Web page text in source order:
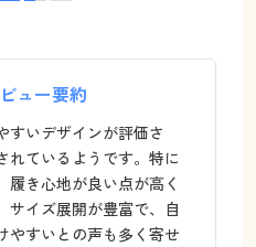
ュー要約
すいデザインが評価さ
れているようです。特に
履き心地が良い点が高く
サイズ展開が豊富で、自
やすいとの声も多く寄せ